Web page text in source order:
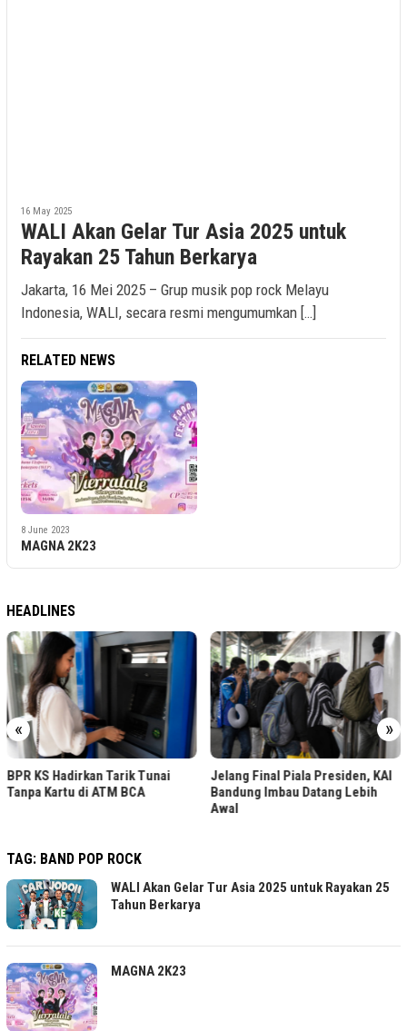
16 May 2025
WALI Akan Gelar Tur Asia 2025 untuk
Rayakan 25 Tahun Berkarya
Jakarta, 16 Mei 2025 – Grup musik pop rock Melayu
Indonesia, WALI, secara resmi mengumumkan […]
RELATED NEWS
8 June 2023
MAGNA 2K23
HEADLINES
« »
BPR KS Hadirkan Tarik Tunai
Tanpa Kartu di ATM BCA
Jelang Final Piala Presiden, KAI
Bandung Imbau Datang Lebih
Awal
TAG: BAND POP ROCK
WALI Akan Gelar Tur Asia 2025 untuk Rayakan 25
Tahun Berkarya
MAGNA 2K23